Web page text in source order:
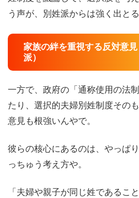
う声が、別姓派からは強く出とる
家族の絆を重視する反対意
派）
一方で、政府の「通称使用の法
たり、選択的夫婦別姓制度その
意見も根強いんやで。
彼らの核心にあるのは、やっぱ
っちゅう考え方や。
「夫婦や親子が同じ姓であるこ